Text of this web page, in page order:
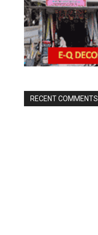
RECENT COMMENTS